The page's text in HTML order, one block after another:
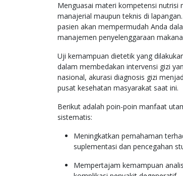
Menguasai materi kompetensi nutrisi
manajerial maupun teknis di
pasien akan mempermudah Anda
manajemen penyelenggaraan
Uji kemampuan dietetik yang
dalam membedakan intervensi gizi
nasional, akurasi diagnosis gizi
pusat kesehatan masyarakat saat ini.
Berikut adalah poin-poin manfaat
sistematis:
Meningkatkan pemahaman
suplementasi dan pencegahan
Mempertajam kemampuan